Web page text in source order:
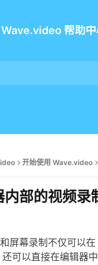
Wave.video 帮助
开始使用 Wave.video
部的视频录
屏幕录制不仅可以
可以直接在编辑器中